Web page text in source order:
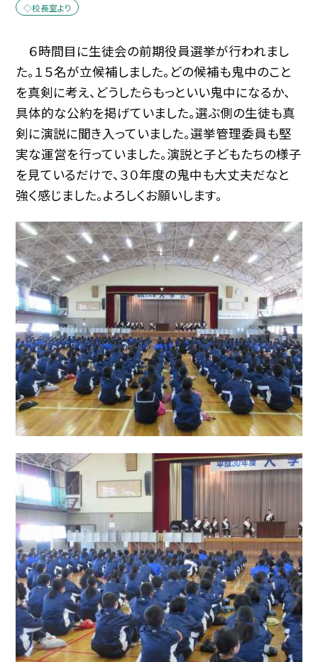
◇校長室より
６時間目に生徒会の前期役員選挙が行われまし
た。１５名が立候補しました。どの候補も鬼中のこと
を真剣に考え、どうしたらもっといい鬼中になるか、
具体的な公約を掲げていました。選ぶ側の生徒も真
剣に演説に聞き入っていました。選挙管理委員も堅
実な運営を行っていました。演説と子どもたちの様子
を見ているだけで、３０年度の鬼中も大丈夫だなと
強く感じました。よろしくお願いします。